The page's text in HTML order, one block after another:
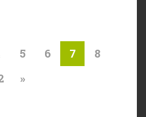
5 6 7
8
»